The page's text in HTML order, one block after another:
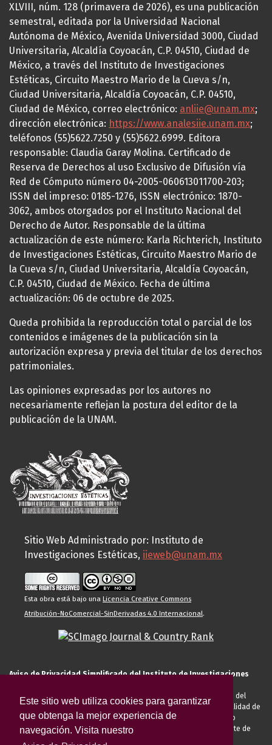
Este sitio web utiliza cookies para garantizar
que obtenga la mejor experiencia de
navegación. Visita nuestro
XLVIII, núm. 128 (primavera de 2026), es una publicación
semestral, editada por la Universidad Nacional
Autónoma de México, Avenida Universidad 3000, Ciudad
Universitaria, Alcaldía Coyoacán, C.P. 04510, Ciudad de
México, a través del Instituto de Investigaciones
Estéticas, Circuito Maestro Mario de la Cueva s/n,
Ciudad Universitaria, Alcaldía Coyoacán, C.P. 04510,
Ciudad de México, correo electrónico: anliie@unam.mx;
dirección electrónica: https://www.analesiie.unam.mx;
teléfonos (55)5622.7250 y (55)5622.6999. Editora
responsable: Claudia Garay Molina. Certificado de
Reserva de Derechos al uso Exclusivo de Difusión vía
Red de Cómputo número 04-2005-060613011700-203;
ISSN del impreso: 0185-1276, ISSN electrónico: 1870-
3062, ambos otorgados por el Instituto Nacional del
Derecho de Autor. Responsable de la última
actualización de este número: Karla Richterich, Instituto
de Investigaciones Estéticas, Circuito Maestro Mario de
la Cueva s/n, Ciudad Universitaria, Alcaldía Coyoacán,
C.P. 04510, Ciudad de México. Fecha de última
actualización: 06 de octubre de 2025.
Queda prohibida la reproducción total o parcial de los
contenidos e imágenes de la publicación sin la
autorización expresa y previa del titular de los derechos
patrimoniales.
Las opiniones expresadas por los autores no
necesariamente reflejan la postura del editor de la
publicación de la UNAM.
Sitio Web Administrado por: Instituto de
Investigaciones Estéticas, iieweb@unam.mx
Esta obra está bajo una Licencia Creative Commons
Atribución-NoComercial-SinDerivadas 4.0 Internacional.
Aviso de Privacidad Simplificado del Instituto de Investigaciones
El Instituto de Investigaciones Estéticas de la UNAM, es responsable del
tratamiento de sus datos personales para el registro de usted en calidad de
alumno, docente, personal de la entidad académica, conferencista o
invitado externo (nacional o extranjero), visitante, proveedor o cliente de